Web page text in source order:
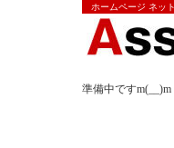
ホームページ ネッ
準備中ですm(__)m